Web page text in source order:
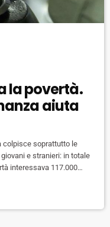
la povertà.
aiuta
colpisce soprattutto le
e stranieri: in totale
interessava 117.000
famiglie (3,9% del
quando erano